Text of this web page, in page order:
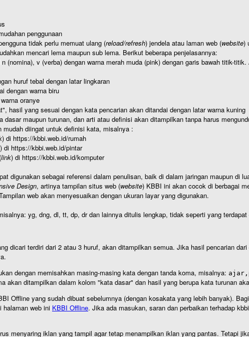
penggunaan
tidak perlu memuat ulang (reload/refresh) jendela atau laman web (website)
mencari lema maupun sub lema. Berikut beberapa penjelasannya:
(nomina), v (verba) dengan warna merah muda (pink) dengan garis bawah titik-
huruf tebal dengan latar lingkaran
dengan warna biru
oranye
hasil yang sesuai dengan kata pencarian akan ditandai dengan latar warna kuning
maupun turunan, dan arti atau definisi akan ditampilkan tanpa harus
mudah diingat untuk definisi kata, misalnya :
) di https://kbbi.web.id/rumah
) di https://kbbi.web.id/pintar
link) di https://kbbi.web.id/komputer
digunakan sebagai referensi dalam penulisan, baik di dalam jaringan maupun di
Design, artinya tampilan situs web (website) KBBI ini akan cocok di berbagai
web akan menyesuaikan dengan ukuran layar yang digunakan.
yg, dng, dl, tt, dp, dr dan lainnya ditulis lengkap, tidak seperti yang
dicari terdiri dari 2 atau 3 huruf, akan ditampilkan semua. Jika hasil pencarian
dengan memisahkan masing-masing kata dengan tanda koma, misalnya:
akan ditampilkan dalam kolom "kata dasar" dan hasil yang berupa kata turunan
Offline yang sudah dibuat sebelumnya (dengan kosakata yang lebih banyak).
halaman web ini KBBI Offline. Jika ada masukan, saran dan perbaikan terhadap
menyaring iklan yang tampil agar tetap menampilkan iklan yang pantas. Tetapi